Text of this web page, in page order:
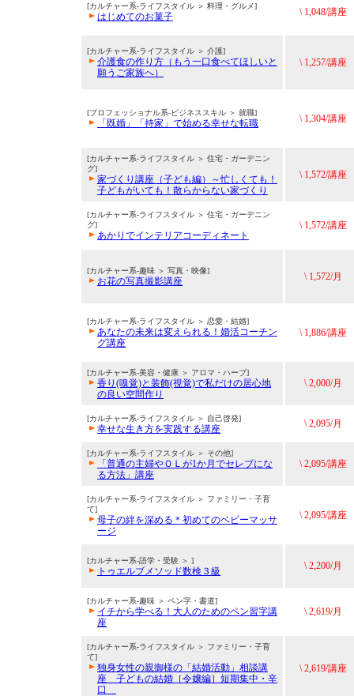
[カルチャー系-ライフスタイル ＞ 料理・グルメ]
はじめてのお菓子 \ 1,048/講座
[カルチャー系-ライフスタイル ＞ 介護]
介護食の作り方（もう一口食べてほしいと
願うご家族へ）
\ 1,257/講座
[プロフェッショナル系-ビジネススキル ＞ 就職]
「既婚」「持家」で始める幸せな転職 \ 1,304/講座
[カルチャー系-ライフスタイル ＞ 住宅・ガーデニン
グ]
家づくり講座（子ども編）～忙しくても！
子どもがいても！散らからない家づくり
\ 1,572/講座
[カルチャー系-ライフスタイル ＞ 住宅・ガーデニン
グ]
あかりでインテリアコーディネート
\ 1,572/講座
[カルチャー系-趣味 ＞ 写真・映像]
お花の写真撮影講座 \ 1,572/月
[カルチャー系-ライフスタイル ＞ 恋愛・結婚]
あなたの未来は変えられる！婚活コーチン
グ講座
\ 1,886/講座
[カルチャー系-美容・健康 ＞ アロマ・ハーブ]
香り(嗅覚)と装飾(視覚)で私だけの居心地
の良い空間作り
\ 2,000/月
[カルチャー系-ライフスタイル ＞ 自己啓発]
幸せな生き方を実践する講座 \ 2,095/月
[カルチャー系-ライフスタイル ＞ その他]
「普通の主婦やＯＬが1か月でセレブにな
る方法」講座
\ 2,095/講座
[カルチャー系-ライフスタイル ＞ ファミリー・子育
て]
母子の絆を深める＊初めてのベビーマッサ
ージ
\ 2,095/講座
[カルチャー系-語学・受験 ＞ ]
トゥエルブメソッド数検３級 \ 2,200/月
[カルチャー系-趣味 ＞ ペン字・書道]
イチから学べる！大人のためのペン習字講
座
\ 2,619/月
[カルチャー系-ライフスタイル ＞ ファミリー・子育
て]
独身女性の親御様の「結婚活動」相談講
座 子どもの結婚［令嬢編］短期集中・辛
口
\ 2,619/講座